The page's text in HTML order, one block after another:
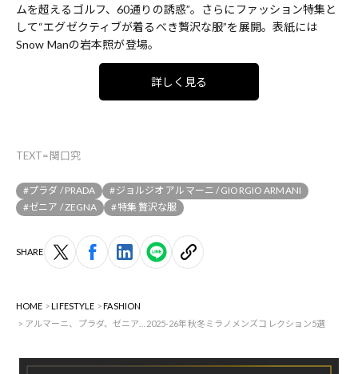
ムを超えるゴルフ、60通りの誘惑”。さらにファッション特集と
して“エグゼクティブが着るべき贅沢な服”を展開。表紙には
Snow Manの岩本照が登場。
詳しく見る
TEXT=関口究
#プラダ / PRADA
#ジョルジオ アルマーニ / GIORGIO ARMANI
#ゼニア / ZEGNA
#特集 贅沢な服
SHARE
HOME LIFESTYLE
FASHION
アルマーニ、プラダ、ゼニア…2025-26年秋冬ミラノメンズコレクション5選